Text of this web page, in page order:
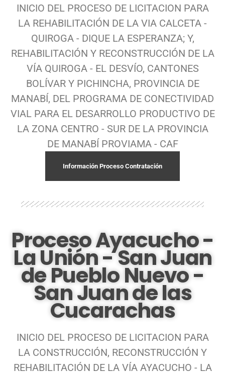
INICIO DEL PROCESO DE LICITACION PARA
LA REHABILITACIÓN DE LA VIA CALCETA -
QUIROGA - DIQUE LA ESPERANZA; Y,
REHABILITACIÓN Y RECONSTRUCCIÓN DE LA
VÍA QUIROGA - EL DESVÍO, CANTONES
BOLÍVAR Y PICHINCHA, PROVINCIA DE
MANABÍ, DEL PROGRAMA DE CONECTIVIDAD
VIAL PARA EL DESARROLLO PRODUCTIVO DE
LA ZONA CENTRO - SUR DE LA PROVINCIA
DE MANABÍ PROVIAMA - CAF
Información Proceso Contratación
Proceso Ayacucho -
La Unión - San Juan
de Pueblo Nuevo -
San Juan de las
Cucarachas
INICIO DEL PROCESO DE LICITACION PARA
LA CONSTRUCCIÓN, RECONSTRUCCIÓN Y
REHABILITACIÓN DE LA VÍA AYACUCHO - LA